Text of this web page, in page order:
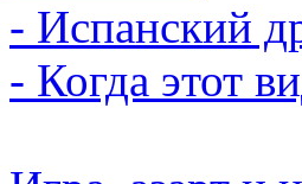
- Испанский
- Когда этот